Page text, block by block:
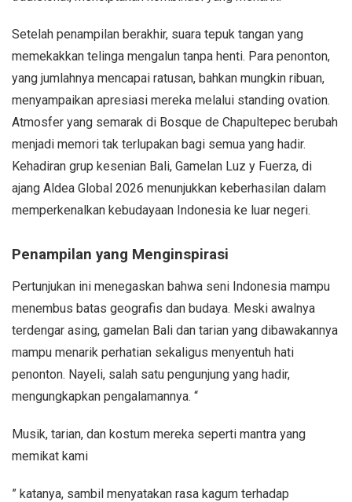
Setelah penampilan berakhir, suara tepuk tangan yang
memekakkan telinga mengalun tanpa henti. Para penonton,
yang jumlahnya mencapai ratusan, bahkan mungkin ribuan,
menyampaikan apresiasi mereka melalui standing ovation.
Atmosfer yang semarak di Bosque de Chapultepec berubah
menjadi memori tak terlupakan bagi semua yang hadir.
Kehadiran grup kesenian Bali, Gamelan Luz y Fuerza, di
ajang Aldea Global 2026 menunjukkan keberhasilan dalam
memperkenalkan kebudayaan Indonesia ke luar negeri.
Penampilan yang Menginspirasi
Pertunjukan ini menegaskan bahwa seni Indonesia mampu
menembus batas geografis dan budaya. Meski awalnya
terdengar asing, gamelan Bali dan tarian yang dibawakannya
mampu menarik perhatian sekaligus menyentuh hati
penonton. Nayeli, salah satu pengunjung yang hadir,
mengungkapkan pengalamannya. “
Musik, tarian, dan kostum mereka seperti mantra yang
memikat kami
” katanya, sambil menyatakan rasa kagum terhadap